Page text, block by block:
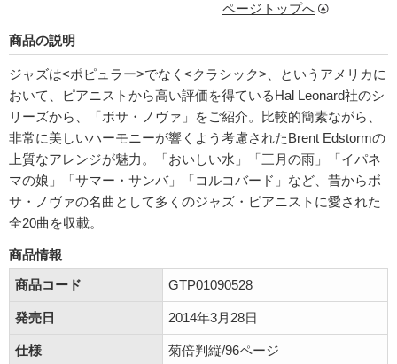
ページトップへ
商品の説明
ジャズは<ポピュラー>でなく<クラシック>、というアメリカに
おいて、ピアニストから高い評価を得ているHal Leonard社のシ
リーズから、「ボサ・ノヴァ」をご紹介。比較的簡素ながら、
非常に美しいハーモニーが響くよう考慮されたBrent Edstormの
上質なアレンジが魅力。「おいしい水」「三月の雨」「イパネ
マの娘」「サマー・サンバ」「コルコバード」など、昔からボ
サ・ノヴァの名曲として多くのジャズ・ピアニストに愛された
全20曲を収載。
商品情報
商品コード
GTP01090528
発売日 2014年3月28日
仕様 菊倍判縦/96ページ